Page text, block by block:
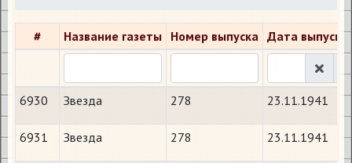
# Название газеты Номер выпуска Дата выпуска
6930 Звезда 278 23.11.1941
6931 Звезда 278 23.11.1941